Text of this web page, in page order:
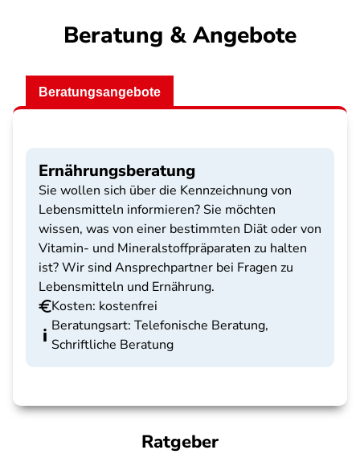
Beratung & Angebote
Beratungsangebote
Ernährungsberatung
Sie wollen sich über die Kennzeichnung von
Lebensmitteln informieren? Sie möchten
wissen, was von einer bestimmten Diät oder von
Vitamin- und Mineralstoffpräparaten zu halten
ist? Wir sind Ansprechpartner bei Fragen zu
Lebensmitteln und Ernährung.
Kosten: kostenfrei
Beratungsart: Telefonische Beratung,
Schriftliche Beratung
Ratgeber